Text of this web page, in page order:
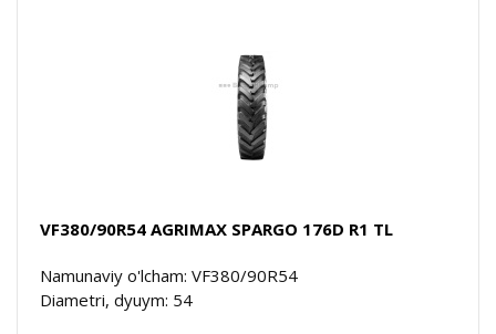
VF380/90R54 AGRIMAX SPARGO 176D R1 TL
Namunaviy o'lcham: VF380/90R54
Diametri, dyuym: 54